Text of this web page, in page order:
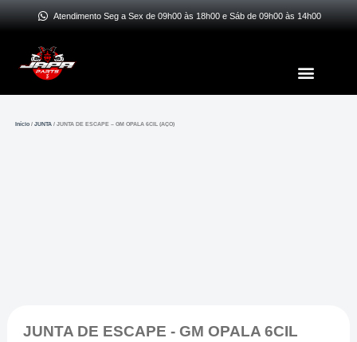
Ir
conteúdo
Atendimento Seg a Sex de 09h00 às 18h00 e Sáb de 09h00 às 14h00
Menu
Início /JUNTA / JUNTA DE ESCAPE – GM OPALA 6CIL (AÇO)
JUNTA DE ESCAPE - GM OPALA 6CIL